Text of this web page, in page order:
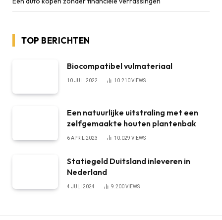
TOP BERICHTEN
Biocompatibel vulmateriaal
10 JULI 2022 10.210VIEWS
Een natuurlijke uitstraling met een
zelfgemaakte houten plantenbak
6 APRIL 2023 10.029 VIEWS
Statiegeld Duitsland inleveren in
Nederland
4 JULI 2024 9.200VIEWS